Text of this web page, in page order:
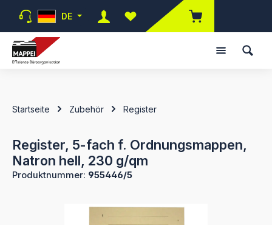
Zum Hauptinhalt springen
DE
Du hast 0 Produkte auf dem
Startseite Zubehör Register
Register, 5-fach f. Ordnungsmappen,
Natron hell, 230 g/qm
Produktnummer: 955446/5
Bildergalerie überspringen